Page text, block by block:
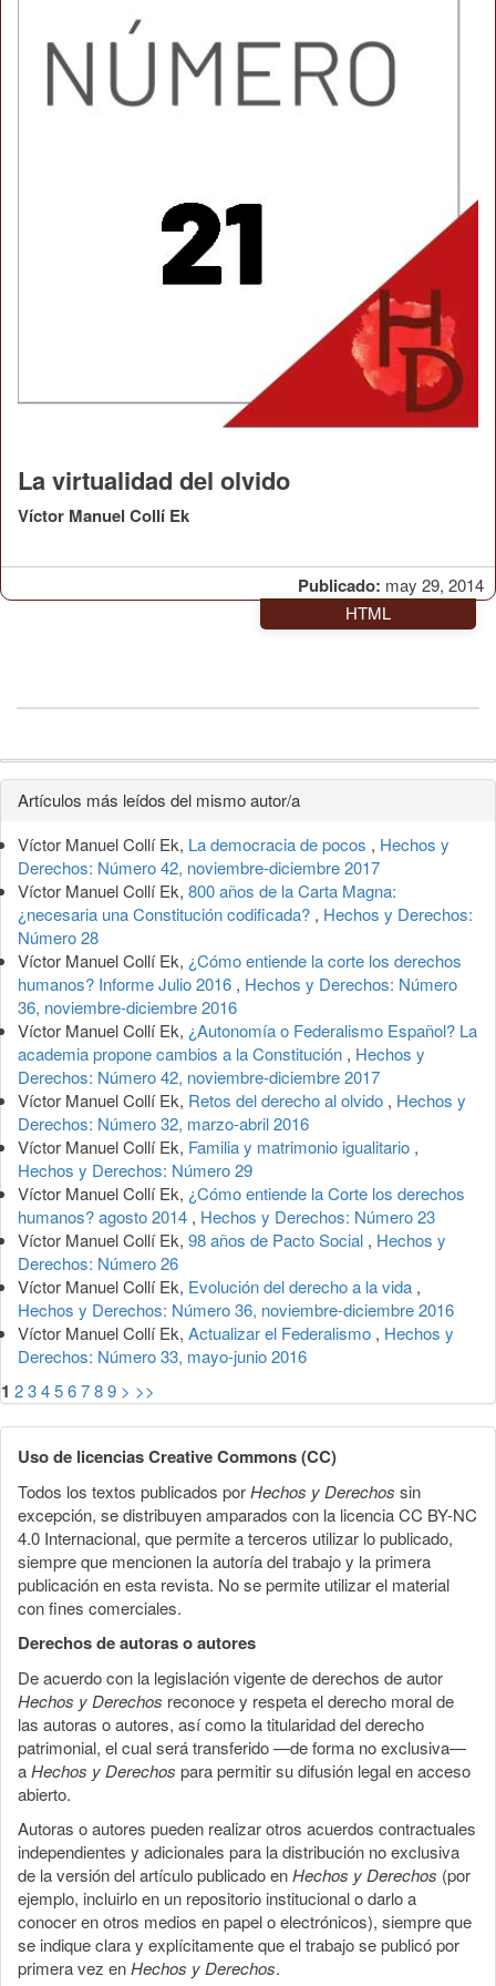
Publicado: may 29, 2014
La virtualidad del olvido
Víctor Manuel Collí Ek
HTML
Detalles
del
artículo
Artículos más leídos del mismo autor/a
Víctor Manuel Collí Ek, La democracia de pocos , Hechos y
Derechos: Número 42, noviembre-diciembre 2017
Víctor Manuel Collí Ek, 800 años de la Carta Magna:
¿necesaria una Constitución codificada? , Hechos y Derechos:
Número 28
Víctor Manuel Collí Ek, ¿Cómo entiende la corte los derechos
humanos? Informe Julio 2016 , Hechos y Derechos: Número
36, noviembre-diciembre 2016
Víctor Manuel Collí Ek, ¿Autonomía o Federalismo Español? La
academia propone cambios a la Constitución , Hechos y
Derechos: Número 42, noviembre-diciembre 2017
Víctor Manuel Collí Ek, Retos del derecho al olvido , Hechos y
Derechos: Número 32, marzo-abril 2016
Víctor Manuel Collí Ek, Familia y matrimonio igualitario ,
Hechos y Derechos: Número 29
Víctor Manuel Collí Ek, ¿Cómo entiende la Corte los derechos
humanos? agosto 2014 , Hechos y Derechos: Número 23
Víctor Manuel Collí Ek, 98 años de Pacto Social , Hechos y
Derechos: Número 26
Víctor Manuel Collí Ek, Evolución del derecho a la vida ,
Hechos y Derechos: Número 36, noviembre-diciembre 2016
Víctor Manuel Collí Ek, Actualizar el Federalismo , Hechos y
Derechos: Número 33, mayo-junio 2016
1 23456789 > >>
Uso de licencias Creative Commons (CC)
Todos los textos publicados porHechos y Derechos sin
excepción, se distribuyen amparados con la licencia CC BY-NC
4.0 Internacional, que permite a terceros utilizar lo publicado,
siempre que mencionen la autoría del trabajo y la primera
publicación en esta revista. No se permite utilizar el material
con fines comerciales.
Derechos de autoras o autores
De acuerdo con la legislación vigente de derechos de autor
Hechos y Derechos reconoce y respeta el derecho moral de
las autoras o autores, así como la titularidad del derecho
patrimonial, el cual será transferido —de forma no exclusiva—
aHechos y Derechos para permitir su difusión legal en acceso
abierto.
Autoras o autores pueden realizar otros acuerdos contractuales
independientes y adicionales para la distribución no exclusiva
de la versión del artículo publicado enHechos y Derechos (por
ejemplo, incluirlo en un repositorio institucional o darlo a
conocer en otros medios en papel o electrónicos), siempre que
se indique clara y explícitamente que el trabajo se publicó por
primera vez enHechos y Derechos.